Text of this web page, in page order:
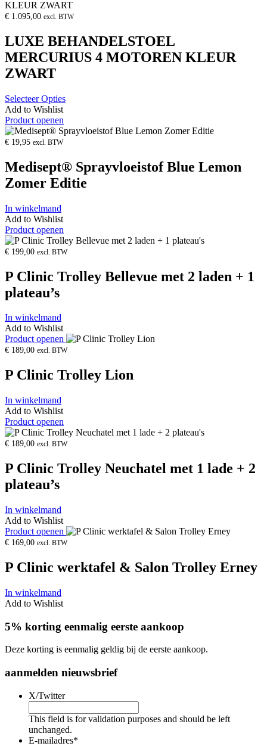
€ 1.095,00 excl. BTW
LUXE BEHANDELSTOEL
MERCURIUS 4 MOTOREN KLEUR
ZWART
Selecteer Opties
Add to Wishlist
Product openen
€ 19,95 excl. BTW
Medisept® Sprayvloeistof Blue Lemon
Zomer Editie
In winkelmand
Add to Wishlist
Product openen
€ 199,00 excl. BTW
P Clinic Trolley Bellevue met 2 laden + 1
plateau’s
In winkelmand
Add to Wishlist
Product openen
€ 189,00 excl. BTW
P Clinic Trolley Lion
In winkelmand
Add to Wishlist
Product openen
€ 189,00 excl. BTW
P Clinic Trolley Neuchatel met 1 lade + 2
plateau’s
In winkelmand
Add to Wishlist
Product openen
€ 169,00 excl. BTW
P Clinic werktafel & Salon Trolley Erney
In winkelmand
Add to Wishlist
5% korting eenmalig eerste aankoop
Deze korting is eenmalig geldig bij de eerste aankoop.
aanmelden nieuwsbrief
X/Twitter
This field is for validation purposes and should be left
unchanged.
E-mailadres*